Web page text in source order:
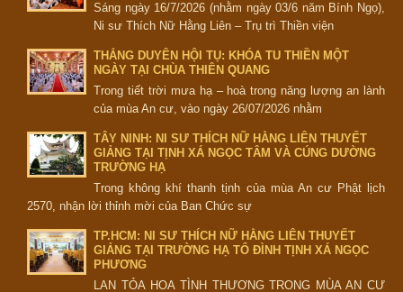
Sáng ngày 16/7/2026 (nhằm ngày 03/6 năm Bính Ngọ),
Ni sư Thích Nữ Hằng Liên – Trụ trì Thiền viện
THẮNG DUYÊN HỘI TỤ: KHÓA TU THIỀN MỘT
NGÀY TẠI CHÙA THIÊN QUANG
Trong tiết trời mưa hạ – hoà trong năng lượng an lành
của mùa An cư, vào ngày 26/07/2026 nhằm
TÂY NINH: NI SƯ THÍCH NỮ HẰNG LIÊN THUYẾT
GIẢNG TẠI TỊNH XÁ NGỌC TÂM VÀ CÚNG DƯỜNG
TRƯỜNG HẠ
Trong không khí thanh tịnh của mùa An cư Phật lịch
2570, nhận lời thỉnh mời của Ban Chức sự
TP.HCM: NI SƯ THÍCH NỮ HẰNG LIÊN THUYẾT
GIẢNG TẠI TRƯỜNG HẠ TỔ ĐÌNH TỊNH XÁ NGỌC
PHƯƠNG
LAN TỎA HOA TÌNH THƯƠNG TRONG MÙA AN CƯ